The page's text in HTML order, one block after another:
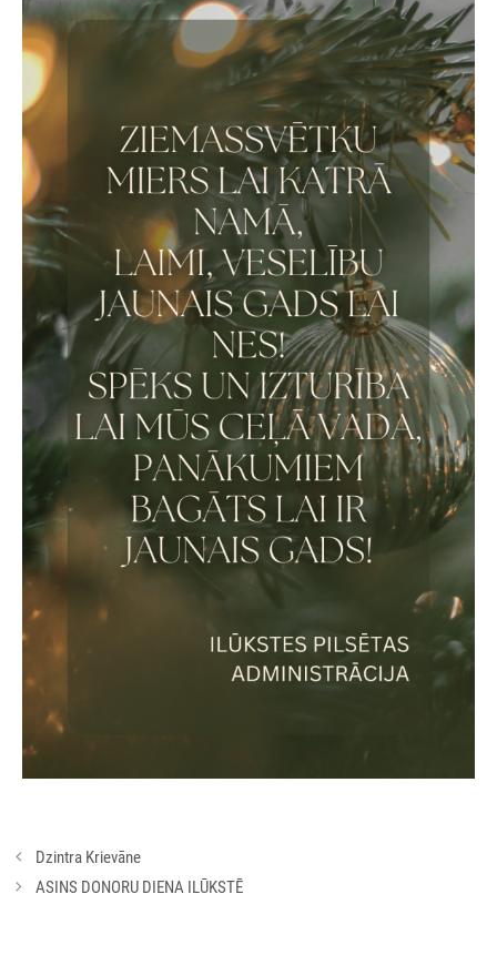
Rakstu
navigācija
Dzintra Krievāne
ASINS DONORU DIENA ILŪKSTĒ